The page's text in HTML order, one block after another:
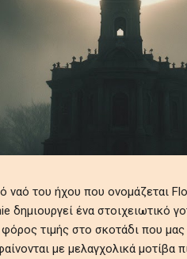
ναό του ήχου που ονομάζεται
δημιουργεί ένα στοιχειωτικό
τιμής στο σκοτάδι που
με μελαγχολικά μοτίβα